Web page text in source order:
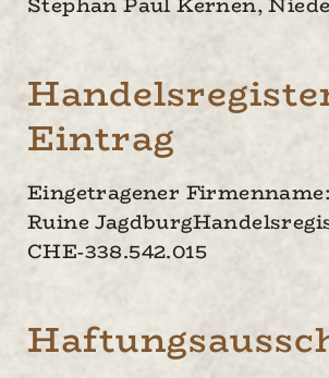
Eintrag
Eingetragener
Ruine
CHE-338.542.015